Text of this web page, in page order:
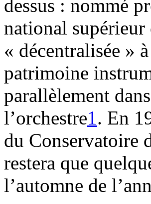
dessus : nommé
national supérieur
« décentralisée »
patrimoine
parallèlement
l’orchestre1. En
du Conservatoire
restera que
l’automne de